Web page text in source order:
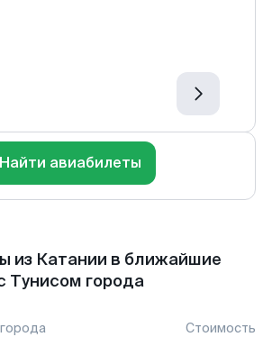
Найти авиабилеты
из Катании в ближайшие
Тунисом города
Стоимость